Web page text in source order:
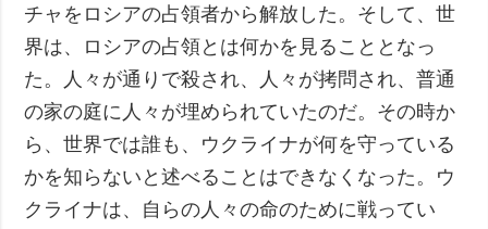
チャをロシアの占領者から解放した。そして、世
界は、ロシアの占領とは何かを見ることとなっ
た。人々が通りで殺され、人々が拷問され、普通
の家の庭に人々が埋められていたのだ。その時か
ら、世界では誰も、ウクライナが何を守っている
かを知らないと述べることはできなくなった。ウ
クライナは、自らの人々の命のために戦ってい